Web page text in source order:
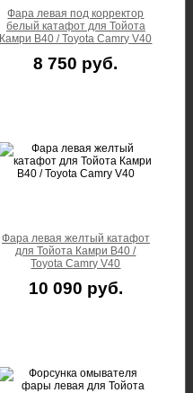
Фара левая под корректор
белый катафот для Тойота
Камри В40 / Toyota Camry V40
8 750 руб.
Фара левая желтый катафот
для Тойота Камри В40 /
Toyota Camry V40
10 090 руб.